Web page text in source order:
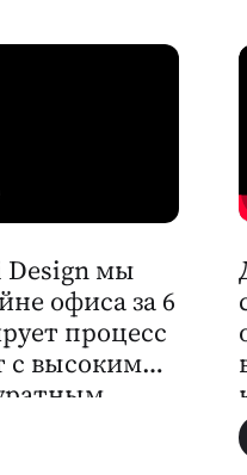
монтаж
Design мы
офиса за 6
процесс
с высоким